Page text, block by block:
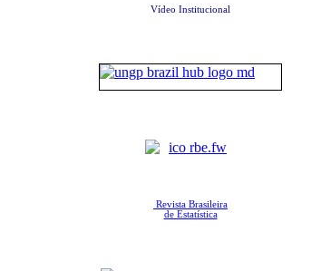
Vídeo Institucional
Revista Brasileira
de Estatística